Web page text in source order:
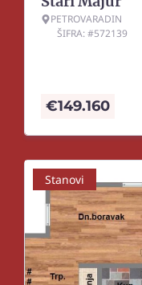
PETROVARADIN
ŠIFRA: #572139
€149.160
Stanovi